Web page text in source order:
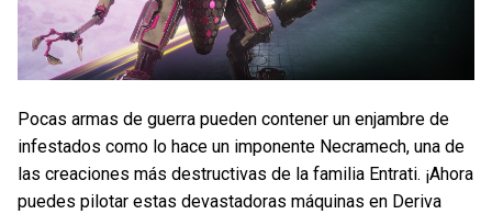
Pocas armas de guerra pueden contener un enjambre de
infestados como lo hace un imponente Necramech, una de
las creaciones más destructivas de la familia Entrati. ¡Ahora
puedes pilotar estas devastadoras máquinas en Deriva